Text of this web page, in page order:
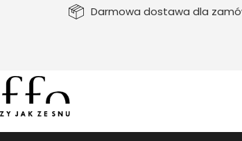
Darmowa dostawa dla